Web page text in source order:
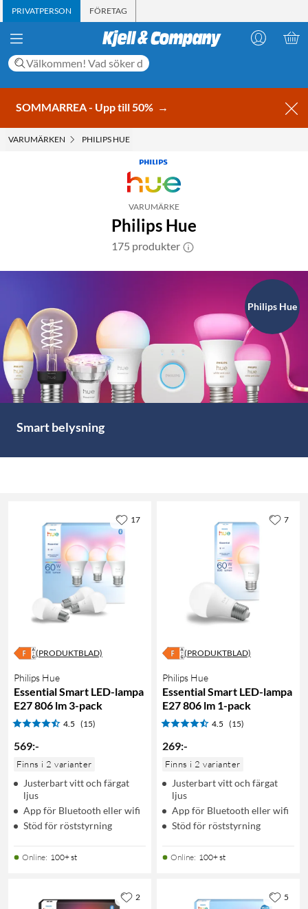
PRIVATPERSON FÖRETAG
SOMMARREA - Upp till 50% →
VARUMÄRKEN PHILIPS HUE
VARUMÄRKE
Philips Hue
175 produkter
Smart belysning
Philips Hue
(PRODUKTBLAD)
Philips Hue
Essential Smart LED-lampa
E27 806 lm 3-pack
4.5 (15)
569:-
Finns i 2 varianter
Justerbart vitt och färgat
ljus
App för Bluetooth eller wifi
Stöd för röststyrning
Online: 100+ st
17
(PRODUKTBLAD)
Philips Hue
Essential Smart LED-lampa
E27 806 lm 1-pack
4.5 (15)
269:-
Finns i 2 varianter
Justerbart vitt och färgat
ljus
App för Bluetooth eller wifi
Stöd för röststyrning
Online: 100+ st
7
2 5